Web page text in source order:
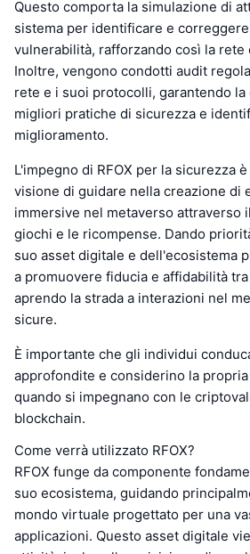
Questo comporta la simulazione di
sistema per identificare e
vulnerabilità, rafforzando così la rete
Inoltre, vengono condotti audit
rete e i suoi protocolli, garantendo la
migliori pratiche di sicurezza e
miglioramento.
L'impegno di RFOX per la sicurezza
visione di guidare nella creazione di
immersive nel metaverso attraverso
giochi e le ricompense. Dando
suo asset digitale e dell'ecosistema
a promuovere fiducia e affidabilità
aprendo la strada a interazioni nel
sicure.
È importante che gli individui
approfondite e considerino la
quando si impegnano con le
blockchain.
Come verrà utilizzato RFOX?
RFOX funge da componente
suo ecosistema, guidando
mondo virtuale progettato per una
applicazioni. Questo asset digitale